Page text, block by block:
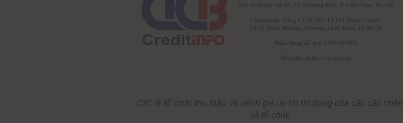
Check CIC là gì và có ảnh hưởng đến điểm tín dụng không?
Điểm CIC có thời hạn không? Bao lâu cập nhật thông tin một lần?
CIC là tổ chức thu thập và đánh giá uy tín tín dụng của các các nhân
và tổ chức